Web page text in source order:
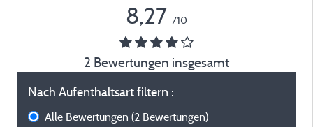
8,27 /10
2 Bewertungen insgesamt
Nach Aufenthaltsart filtern :
Alle Bewertungen (2 Bewertungen)